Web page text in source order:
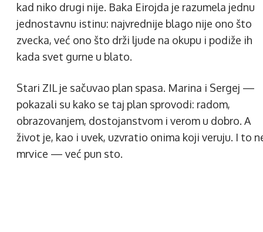
kad niko drugi nije. Baka Eirojda je razumela jednu
jednostavnu istinu: najvrednije blago nije ono što
zvecka, već ono što drži ljude na okupu i podiže ih
kada svet gurne u blato.
Stari ZIL je sačuvao plan spasa. Marina i Sergej —
pokazali su kako se taj plan sprovodi: radom,
obrazovanjem, dostojanstvom i verom u dobro. A
život je, kao i uvek, uzvratio onima koji veruju. I to
mrvice — već pun sto.